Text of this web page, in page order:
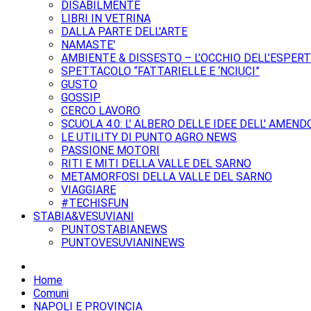
DISABILMENTE
LIBRI IN VETRINA
DALLA PARTE DELL'ARTE
NAMASTE'
AMBIENTE & DISSESTO – L’OCCHIO
SPETTACOLO “FATTARIELLE E ‘NCIUCI”
GUSTO
GOSSIP
CERCO LAVORO
SCUOLA 4.0: L' ALBERO DELLE IDEE DELL'
LE UTILITY DI PUNTO AGRO NEWS
PASSIONE MOTORI
RITI E MITI DELLA VALLE DEL SARNO
METAMORFOSI DELLA VALLE DEL SARNO
VIAGGIARE
#TECHISFUN
STABIA&VESUVIANI
PUNTOSTABIANEWS
PUNTOVESUVIANINEWS
Home
Comuni
NAPOLI E PROVINCIA